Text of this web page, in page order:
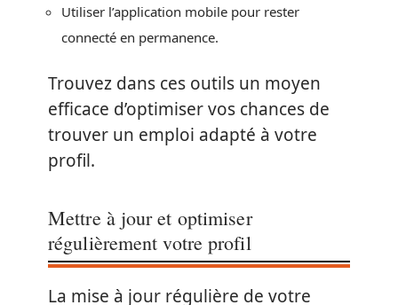
Utiliser l’application mobile pour rester
connecté en permanence.
Trouvez dans ces outils un moyen
efficace d’optimiser vos chances de
trouver un emploi adapté à votre
profil.
Mettre à jour et optimiser
régulièrement votre profil
La mise à jour régulière de votre